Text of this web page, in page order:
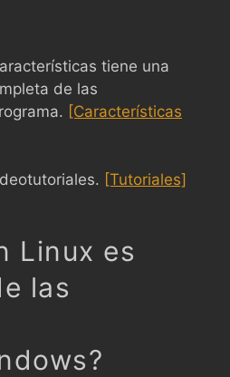
tiene una
de las
[Características
[Tutoriales]
Linux es
las